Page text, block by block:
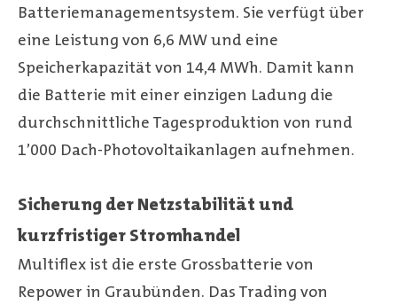
Batteriemanagementsystem. Sie verfügt über
eine Leistung von 6,6 MW und eine
Speicherkapazität von 14,4 MWh. Damit kann
die Batterie mit einer einzigen Ladung die
durchschnittliche Tagesproduktion von rund
1’000 Dach-Photovoltaikanlagen aufnehmen.
Sicherung der Netzstabilität und
kurzfristiger Stromhandel
Multiflex ist die erste Grossbatterie von
Repower in Graubünden. Das Trading von